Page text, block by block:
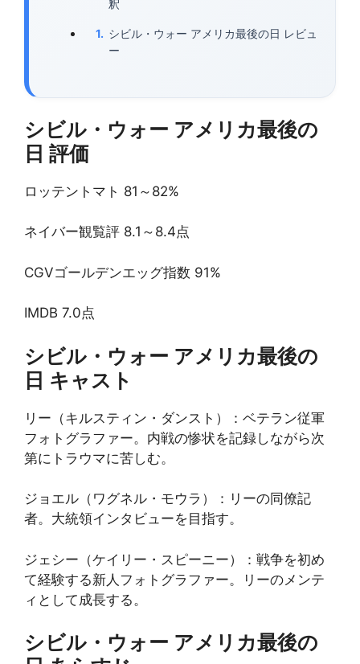
釈
シビル・ウォー アメリカ最後の日 レビュ
ー
シビル・ウォー アメリカ最後の
日 評価
ロッテントマト 81～82%
ネイバー観覧評 8.1～8.4点
CGVゴールデンエッグ指数 91%
IMDB 7.0点
シビル・ウォー アメリカ最後の
日 キャスト
リー（キルスティン・ダンスト）：ベテラン従軍
フォトグラファー。内戦の惨状を記録しながら次
第にトラウマに苦しむ。
ジョエル（ワグネル・モウラ）：リーの同僚記
者。大統領インタビューを目指す。
ジェシー（ケイリー・スピーニー）：戦争を初め
て経験する新人フォトグラファー。リーのメンテ
ィとして成長する。
シビル・ウォー アメリカ最後の